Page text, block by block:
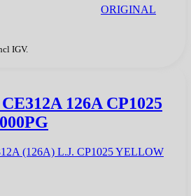
ORIGINAL
IGV.
126A CP1025